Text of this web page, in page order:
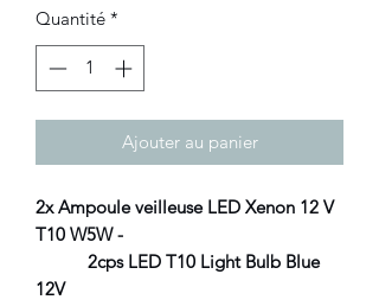
Quantité *
Ajouter au panier
2x Ampoule veilleuse LED Xenon 12 V
T10 W5W -
2cps LED T10 Light Bulb Blue
12V